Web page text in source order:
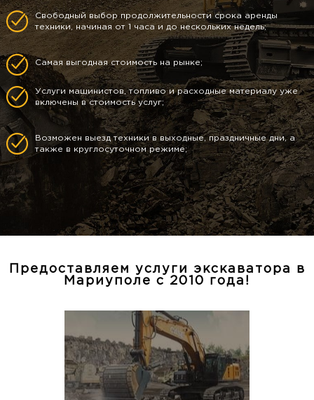
Свободный выбор продолжительности срока аренды
техники, начиная от 1 часа и до нескольких недель;
Самая выгодная стоимость на рынке;
Услуги машинистов, топливо и расходные материалу уже
включены в стоимость услуг;
Возможен выезд техники в выходные, праздничные дни, а
также в круглосуточном режиме;
Предоставляем услуги экскаватора в
Мариуполе с 2010 года!